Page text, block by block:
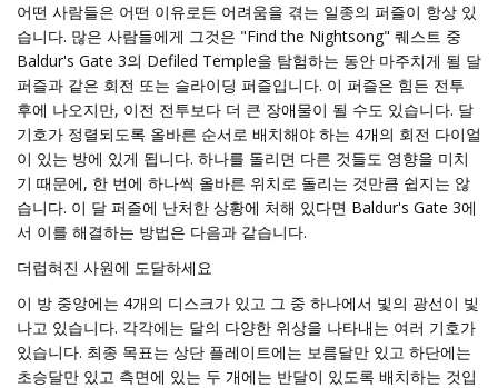
어떤 사람들은 어떤 이유로든 어려움을 겪는 일종의 퍼즐이 항상 있
습니다. 많은 사람들에게 그것은 "Find the Nightsong" 퀘스트 중
Baldur's Gate 3의 Defiled Temple을 탐험하는 동안 마주치게 될 달
퍼즐과 같은 회전 또는 슬라이딩 퍼즐입니다. 이 퍼즐은 힘든 전투
후에 나오지만, 이전 전투보다 더 큰 장애물이 될 수도 있습니다. 달
기호가 정렬되도록 올바른 순서로 배치해야 하는 4개의 회전 다이얼
이 있는 방에 있게 됩니다. 하나를 돌리면 다른 것들도 영향을 미치
기 때문에, 한 번에 하나씩 올바른 위치로 돌리는 것만큼 쉽지는 않
습니다. 이 달 퍼즐에 난처한 상황에 처해 있다면 Baldur's Gate 3에
서 이를 해결하는 방법은 다음과 같습니다.
더럽혀진 사원에 도달하세요
이 방 중앙에는 4개의 디스크가 있고 그 중 하나에서 빛의 광선이 빛
나고 있습니다. 각각에는 달의 다양한 위상을 나타내는 여러 기호가
있습니다. 최종 목표는 상단 플레이트에는 보름달만 있고 하단에는
초승달만 있고 측면에 있는 두 개에는 반달이 있도록 배치하는 것입